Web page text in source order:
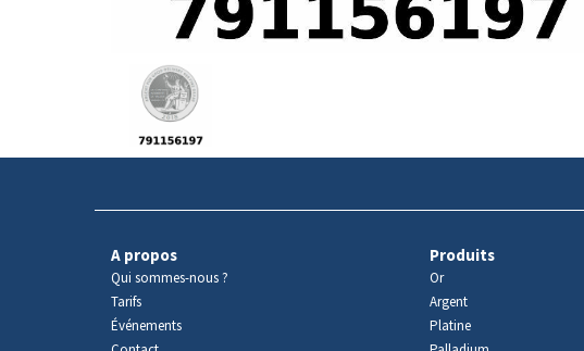
produit
A propos
Qui sommes-nous ?
Tarifs
Événements
Produits
Or
Argent
Platine